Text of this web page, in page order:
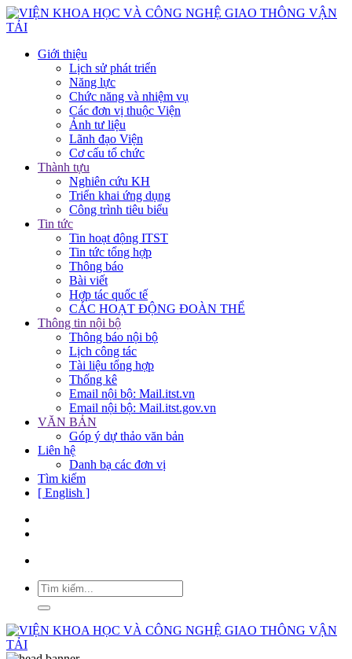
Giới thiệu
Lịch sử phát triển
Năng lực
Chức năng và nhiệm vụ
Các đơn vị thuộc Viện
Ảnh tư liệu
Lãnh đạo Viện
Cơ cấu tổ chức
Thành tựu
Nghiên cứu KH
Triển khai ứng dụng
Công trình tiêu biểu
Tin tức
Tin hoạt động ITST
Tin tức tổng hợp
Thông báo
Bài viết
Hợp tác quốc tế
CÁC HOẠT ĐỘNG ĐOÀN THỂ
Thông tin nội bộ
Thông báo nội bộ
Lịch công tác
Tài liệu tổng hợp
Thống kê
Email nội bộ: Mail.itst.vn
Email nội bộ: Mail.itst.gov.vn
VĂN BẢN
Góp ý dự thảo văn bản
Liên hệ
Danh bạ các đơn vị
Tìm kiếm
[ English ]